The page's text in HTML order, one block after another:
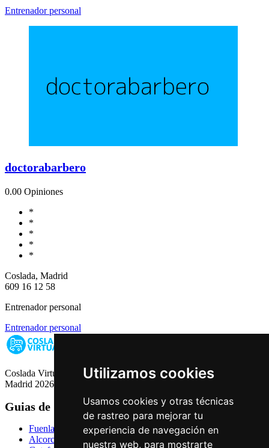
Utilizamos cookies
Usamos cookies y otras técnicas
de rastreo para mejorar tu
experiencia de navegación en
nuestra web, para mostrarte
Entrenador personal
doctorabarbero
0.00 Opiniones
*
*
*
*
*
Coslada, Madrid
609 16 12 58
Entrenador personal
Entrenador personal
Coslada Virtual: Guia de Empresas, Ocio y Servicios de Coslada,
Madrid 2026
Guias de Ciudades
Fuenlabrada
Alcorcón